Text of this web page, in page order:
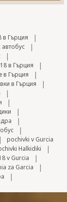
в Гърция |
|
|
в Гърция |
в Гърция |
в Гърция |
|
|
|
|
|
| pochivki v Gurcia
Halkidiki |
v Gurcia |
za Garcia |
|